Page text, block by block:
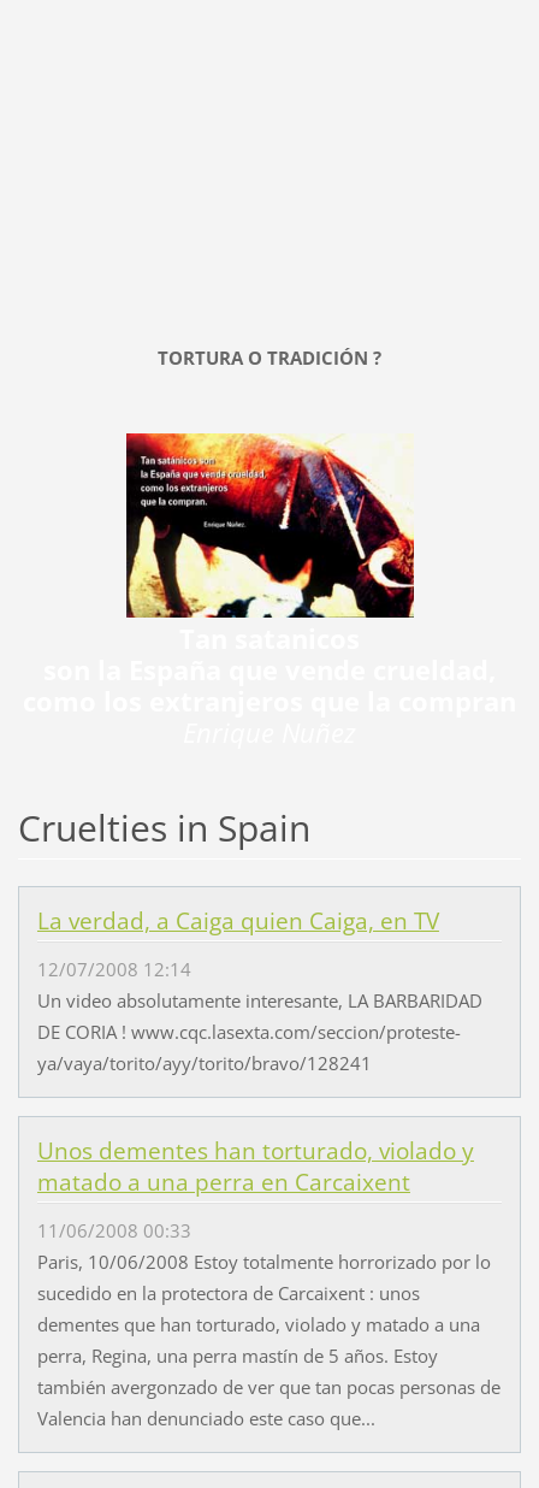
TORTURA O TRADICIÓN ?
Cruelties in Spain
La verdad, a Caiga quien Caiga, en TV
12/07/2008 12:14
Un video absolutamente interesante, LA BARBARIDAD
DE CORIA ! www.cqc.lasexta.com/seccion/proteste-
ya/vaya/torito/ayy/torito/bravo/128241
Unos dementes han torturado, violado y
matado a una perra en Carcaixent
11/06/2008 00:33
Paris, 10/06/2008 Estoy totalmente horrorizado por lo
sucedido en la protectora de Carcaixent : unos
dementes que han torturado, violado y matado a una
perra, Regina, una perra mastín de 5 años. Estoy
también avergonzado de ver que tan pocas personas de
Valencia han denunciado este caso que...